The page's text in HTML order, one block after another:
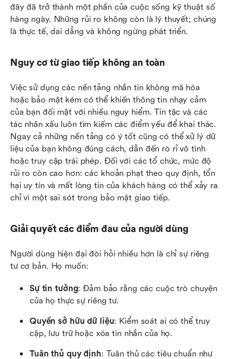
đây đã trở thành một phần của cuộc sống kỹ thuật số
hàng ngày. Những rủi ro không còn là lý thuyết; chúng
là thực tế, dai dẳng và không ngừng phát triển.
Nguy cơ từ giao tiếp không an toàn
Việc sử dụng các nền tảng nhắn tin không mã hóa
hoặc bảo mật kém có thể khiến thông tin nhạy cảm
của bạn đối mặt với nhiều nguy hiểm. Tin tặc và các
tác nhân xấu luôn tìm kiếm các điểm yếu để khai thác.
Ngay cả những nền tảng có ý tốt cũng có thể xử lý dữ
liệu của bạn không đúng cách, dẫn đến rò rỉ vô tình
hoặc truy cập trái phép. Đối với các tổ chức, mức độ
rủi ro còn cao hơn: các khoản phạt theo quy định, tổn
hại uy tín và mất lòng tin của khách hàng có thể xảy ra
chỉ vì một sai sót trong bảo mật giao tiếp.
Giải quyết các điểm đau của người dùng
Người dùng hiện đại đòi hỏi nhiều hơn là chỉ sự riêng
tư cơ bản. Họ muốn:
Sự tin tưởng: Đảm bảo rằng các cuộc trò chuyện
của họ thực sự riêng tư.
Quyền sở hữu dữ liệu: Kiểm soát ai có thể truy
cập, lưu trữ hoặc xóa tin nhắn của họ.
Tuân thủ quy định: Tuân thủ các tiêu chuẩn như